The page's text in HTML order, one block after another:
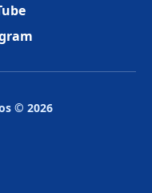
© 2026